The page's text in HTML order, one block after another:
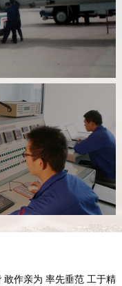
敢作亲为 率先垂范 工于精